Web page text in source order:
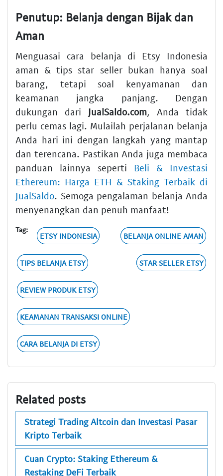
Penutup: Belanja dengan Bijak dan
Aman
Menguasai cara belanja di Etsy Indonesia
aman & tips star seller bukan hanya soal
barang, tetapi soal kenyamanan dan
keamanan jangka panjang. Dengan
dukungan dari JualSaldo.com , Anda tidak
perlu cemas lagi. Mulailah perjalanan belanja
Anda hari ini dengan langkah yang mantap
dan terencana. Pastikan Anda juga membaca
panduan lainnya seperti Beli & Investasi
Ethereum: Harga ETH & Staking Terbaik di
JualSaldo. Semoga pengalaman belanja Anda
menyenangkan dan penuh manfaat!
Tag:
ETSY INDONESIA BELANJA ONLINE AMAN
TIPS BELANJA ETSY STAR SELLER ETSY
REVIEW PRODUK ETSY
KEAMANAN TRANSAKSI ONLINE
CARA BELANJA DI ETSY
Related posts
Strategi Trading Altcoin dan Investasi Pasar
Kripto Terbaik
Cuan Crypto: Staking Ethereum &
Restaking DeFi Terbaik